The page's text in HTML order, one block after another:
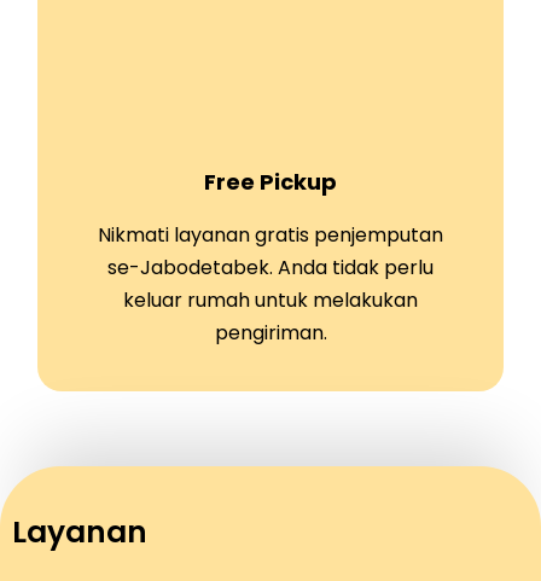
Free Pickup
Nikmati layanan gratis penjemputan
se-Jabodetabek. Anda tidak perlu
keluar rumah untuk melakukan
pengiriman.
Layanan